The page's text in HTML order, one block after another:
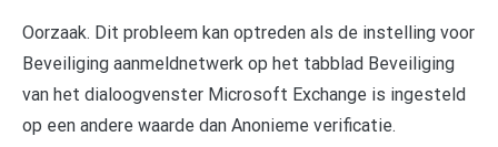
Oorzaak. Dit probleem kan optreden als de instelling voor
Beveiliging aanmeldnetwerk op het tabblad Beveiliging
van het dialoogvenster Microsoft Exchange is ingesteld
op een andere waarde dan Anonieme verificatie.